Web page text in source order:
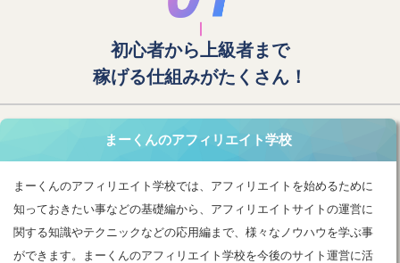
初心者から上級者まで
稼げる仕組みがたくさん！
まーくんのアフィリエイト学校
まーくんのアフィリエイト学校では、アフィリエイトを始めるために
知っておきたい事などの基礎編から、アフィリエイトサイトの運営に
関する知識やテクニックなどの応用編まで、様々なノウハウを学ぶ事
ができます。まーくんのアフィリエイト学校を今後のサイト運営に活